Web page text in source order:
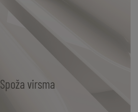
Spoža virsma